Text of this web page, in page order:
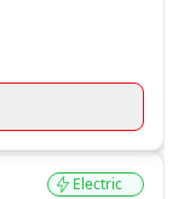
Electric